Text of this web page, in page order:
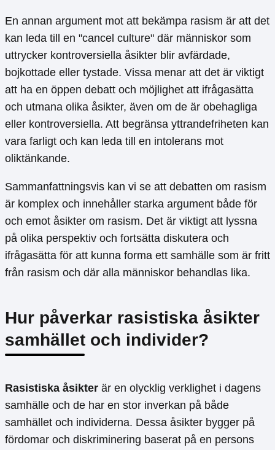
En annan argument mot att bekämpa rasism är att det
kan leda till en "cancel culture" där människor som
uttrycker kontroversiella åsikter blir avfärdade,
bojkottade eller tystade. Vissa menar att det är viktigt
att ha en öppen debatt och möjlighet att ifrågasätta
och utmana olika åsikter, även om de är obehagliga
eller kontroversiella. Att begränsa yttrandefriheten kan
vara farligt och kan leda till en intolerans mot
oliktänkande.
Sammanfattningsvis kan vi se att debatten om rasism
är komplex och innehåller starka argument både för
och emot åsikter om rasism. Det är viktigt att lyssna
på olika perspektiv och fortsätta diskutera och
ifrågasätta för att kunna forma ett samhälle som är fritt
från rasism och där alla människor behandlas lika.
Hur påverkar rasistiska åsikter
samhället och individer?
Rasistiska åsikter är en olycklig verklighet i dagens
samhälle och de har en stor inverkan på både
samhället och individerna. Dessa åsikter bygger på
fördomar och diskriminering baserat på en persons